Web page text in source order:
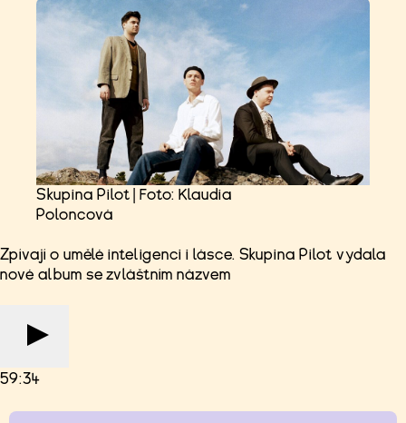
Skupina Pilot | Foto: Klaudia
Poloncová
Zpívají o umělé inteligenci i lásce. Skupina Pilot vydala
nové album se zvláštním názvem
59:34